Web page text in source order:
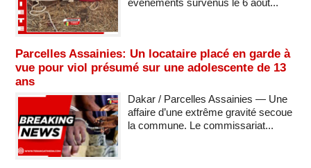
événements survenus le 6 août...
Parcelles Assainies: Un locataire placé en garde à
vue pour viol présumé sur une adolescente de 13
ans
Dakar / Parcelles Assainies — Une
affaire d’une extrême gravité secoue
la commune. Le commissariat...